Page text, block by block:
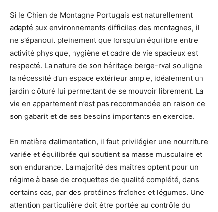
Si le Chien de Montagne Portugais est naturellement
adapté aux environnements difficiles des montagnes, il
ne s’épanouit pleinement que lorsqu’un équilibre entre
activité physique, hygiène et cadre de vie spacieux est
respecté. La nature de son héritage berge-rval souligne
la nécessité d’un espace extérieur ample, idéalement un
jardin clôturé lui permettant de se mouvoir librement. La
vie en appartement n’est pas recommandée en raison de
son gabarit et de ses besoins importants en exercice.
En matière d’alimentation, il faut privilégier une nourriture
variée et équilibrée qui soutient sa masse musculaire et
son endurance. La majorité des maîtres optent pour un
régime à base de croquettes de qualité complété, dans
certains cas, par des protéines fraîches et légumes. Une
attention particulière doit être portée au contrôle du